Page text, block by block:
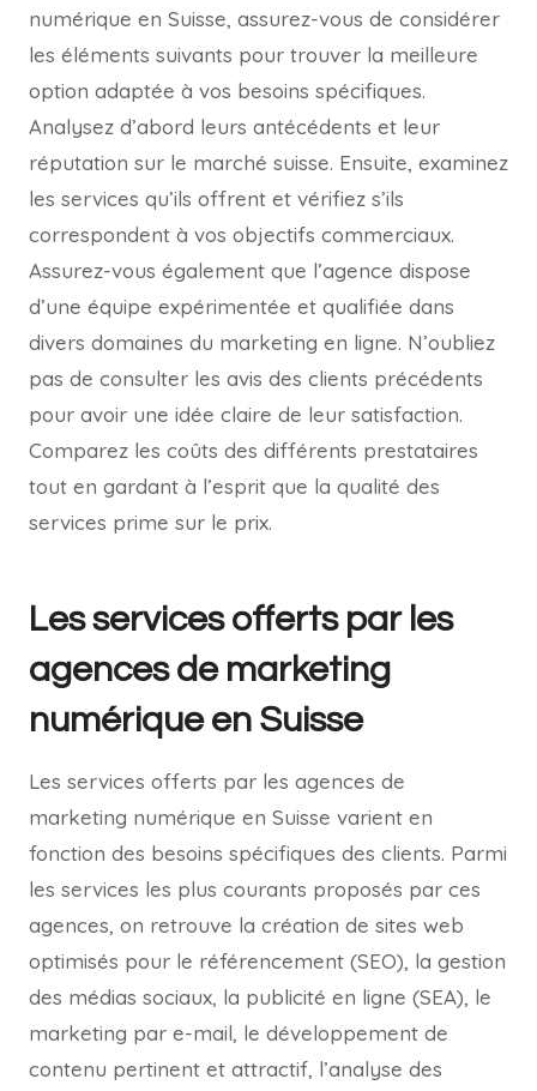
numérique en Suisse, assurez-vous de considérer
les éléments suivants pour trouver la meilleure
option adaptée à vos besoins spécifiques.
Analysez d’abord leurs antécédents et leur
réputation sur le marché suisse. Ensuite, examinez
les services qu’ils offrent et vérifiez s’ils
correspondent à vos objectifs commerciaux.
Assurez-vous également que l’agence dispose
d’une équipe expérimentée et qualifiée dans
divers domaines du marketing en ligne. N’oubliez
pas de consulter les avis des clients précédents
pour avoir une idée claire de leur satisfaction.
Comparez les coûts des différents prestataires
tout en gardant à l’esprit que la qualité des
services prime sur le prix.
Les services offerts par les
agences de marketing
numérique en Suisse
Les services offerts par les agences de
marketing numérique en Suisse varient en
fonction des besoins spécifiques des clients. Parmi
les services les plus courants proposés par ces
agences, on retrouve la création de sites web
optimisés pour le référencement (SEO), la gestion
des médias sociaux, la publicité en ligne (SEA), le
marketing par e-mail, le développement de
contenu pertinent et attractif, l’analyse des